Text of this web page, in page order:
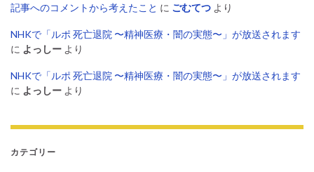
記事へのコメントから考えたこと に ごむてつ より
NHKで「ルポ 死亡退院 〜精神医療・闇の実態〜」が放送されます
に よっしー より
NHKで「ルポ 死亡退院 〜精神医療・闇の実態〜」が放送されます
に よっしー より
カテゴリー